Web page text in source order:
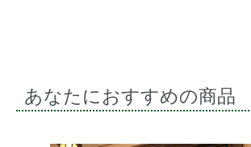
あなたにおすすめの商品